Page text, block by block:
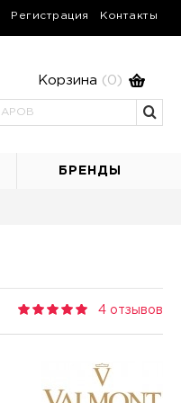
Регистрация Контакты
Корзина (0)
БРЕНДЫ
4 отзывов